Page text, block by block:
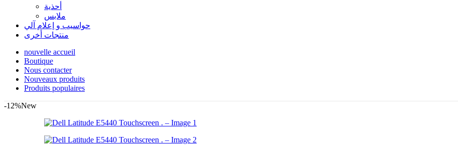
أحذية
ملابس
حواسيب و إعلام آلي
منتجات أخرى
nouvelle accueil
Boutique
Nous contacter
Nouveaux produits
Produits populaires
-12%New